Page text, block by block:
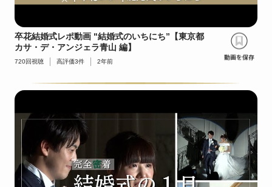
卒花結婚式レポ動画 "結婚式のいちにち”【東京都
カサ・デ・アンジェラ青山 編】
720回視聴 高評価3件 2年前